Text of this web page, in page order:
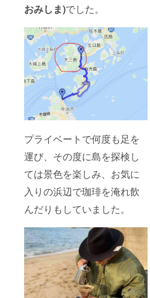
おみしま)でした。
プライベートで何度も足を
運び、その度に島を探検し
ては景色を楽しみ、お気に
入りの浜辺で珈琲を淹れ飲
んだりもしていました。